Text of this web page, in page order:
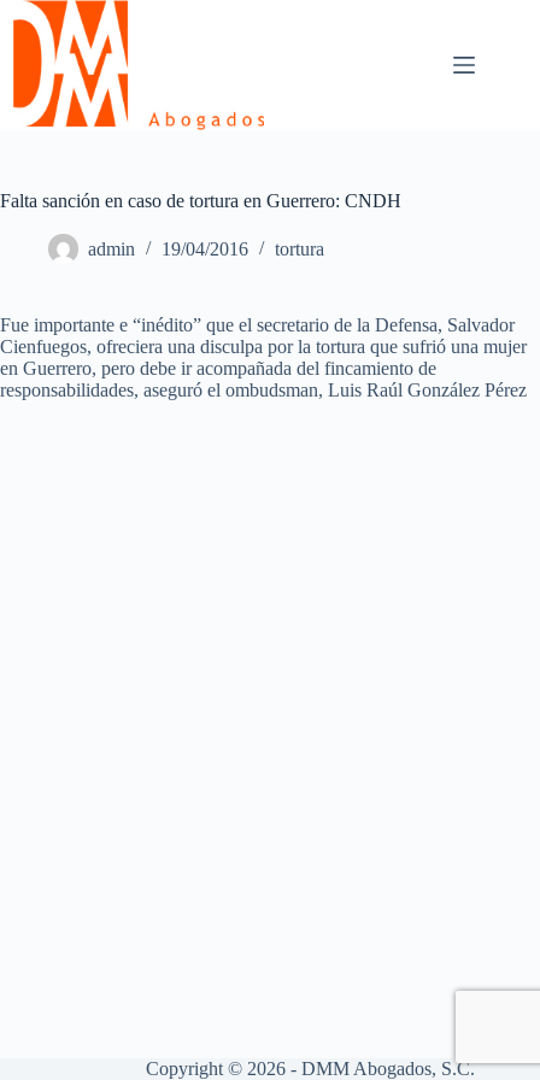
Skip
content
Falta sanción en caso de tortura en Guerrero: CNDH
admin 19/04/2016 tortura
Fue importante e “inédito” que el secretario de la Defensa, Salvador
Cienfuegos, ofreciera una disculpa por la tortura que sufrió una mujer
en Guerrero, pero debe ir acompañada del fincamiento de
responsabilidades, aseguró el ombudsman, Luis Raúl González Pérez
Copyright © 2026 - DMM Abogados, S.C.